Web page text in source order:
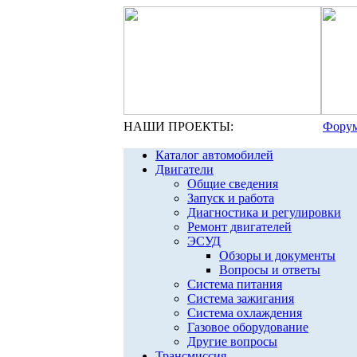
НАШИ ПРОЕКТЫ:
Каталог автомобилей
Двигатели
Общие сведения
Запуск и работа
Диагностика и регулировки
Ремонт двигателей
ЭСУД
Обзоры и документы
Вопросы и ответы
Система питания
Система зажигания
Система охлаждения
Газовое оборудование
Другие вопросы